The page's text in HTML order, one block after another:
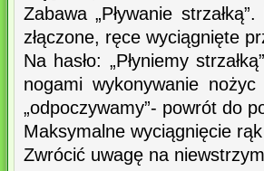
Zabawa „Pływanie
złączone, ręce wyciągnięte
Na hasło: „Płyniemy
nogami wykonywanie
„odpoczywamy”- powrót do
Maksymalne wyciągnięcie
Zwrócić uwagę na